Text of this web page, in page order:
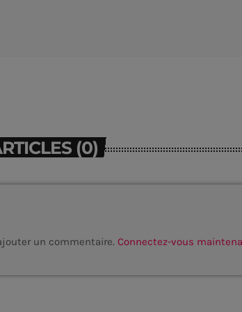
(0)
un commentaire. Connectez-vous